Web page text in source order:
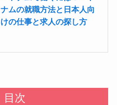
ナムの就職方法と日本人向
けの仕事と求人の探し方
目次